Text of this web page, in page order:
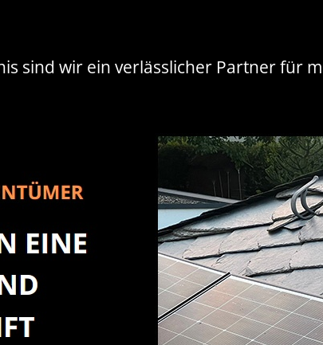
sind wir ein verlässlicher Partner für